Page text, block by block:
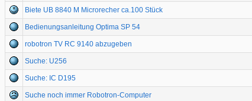
Biete UB 8840 M Microrecher ca.100 Stück
Bedienungsanleitung Optima SP 54
robotron TV RC 9140 abzugeben
Suche: U256
Suche: IC D195
Suche noch immer Robotron-Computer